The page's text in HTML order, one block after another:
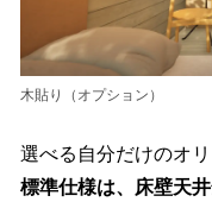
木貼り（オプション）
選べる自分だけのオリ
標準仕様は、床壁天